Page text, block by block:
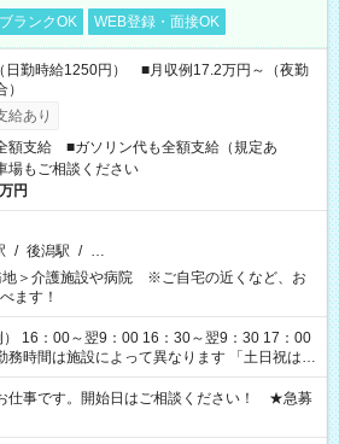
ブランクOK WEB登録・面接OK
日勤時給1250円） ■月収例17.2万円～（夜勤
給あり
額支給 ■ガソリン代も全額支給（規定あ
もご相談ください
円
/ 後潟駅 / …
地＞介護施設や病院 ※ご自宅の近くなど、お
ます！
） 16：00～翌9：00 16：30～翌9：30 17：00
間は施設によって異なります 「土日祝は休
り稼ぎたい」 「もう少し遅い時間から始めた
ったお仕事をご案内いたします。 ※未経験
2ヶ月間は日中での仕事を経験いただき、 お
なります。 ★家庭の都合でお休みが
仕事です。開始日はご相談ください！ ★急募